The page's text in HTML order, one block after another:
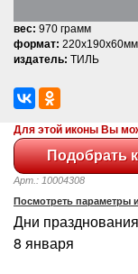
вес: 970 грамм
формат: 220x190x60мм
издатель: ТИЛЬ
Для этой иконы Вы
Арт.: 10004308
Посмотреть параметры
Дни
8 января